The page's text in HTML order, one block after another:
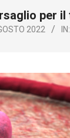
per
2022 IN: